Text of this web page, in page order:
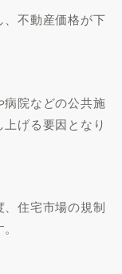
不動産価格が下
病院などの公共施
げる要因となり
住宅市場の規制